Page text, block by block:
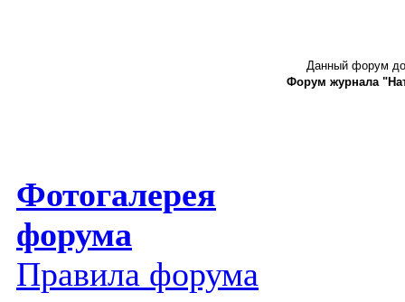
Данный форум
Форум журнала
Фотогалерея
форума
Правила форума